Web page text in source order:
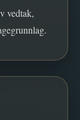
vedtak,